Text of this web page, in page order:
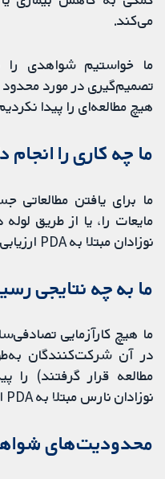
می‌کند.
ما ‌خواستیم شواهدی
تصمیم‌گیری در مورد محدود
هیچ مطالعه‌ای را پیدا
ما چه کاری را انجام
ما برای یافتن
مایعات را، یا از طریق
نوزادان مبتلا به PDA ارزیابی ‌کردند.
ما به چه نتایجی
ما هیچ کارآزمایی
در آن شرکت‌کنندگان
مطالعه قرار گرفتند) را
نوزادان نارس مبتلا به PDA ارزیابی کرده باشد.
محدودیت‌های